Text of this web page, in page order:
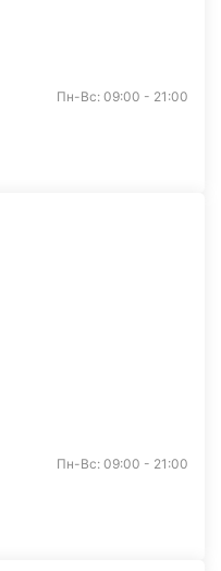
Пн-Вс: 09:00 - 21:00
Пн-Вс: 09:00 - 21:00